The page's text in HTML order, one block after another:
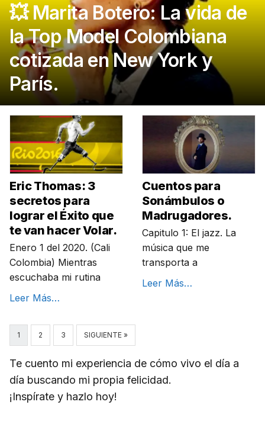
💥 Marita Botero: La vida de
la Top Model Colombiana
cotizada en New York y
París.
Eric Thomas: 3
secretos para
lograr el Éxito que
te van hacer Volar.
Enero 1 del 2020. (Cali
Colombia) Mientras
escuchaba mi rutina
Leer Más…
Cuentos para
Sonámbulos o
Madrugadores.
Capitulo 1: El jazz. La
música que me
transporta a
Leer Más…
1 2 3 SIGUIENTE »
Te cuento mi experiencia de cómo vivo el día a
día buscando mi propia felicidad.
¡Inspírate y hazlo hoy!